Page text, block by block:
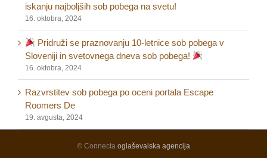
iskanju najboljših sob pobega na svetu!
16. oktobra, 2024
Pridruži se praznovanju 10-letnice sob pobega v
Sloveniji in svetovnega dneva sob pobega!
16. oktobra, 2024
Razvrstitev sob pobega po oceni portala Escape
Roomers De
19. avgusta, 2024
© Connecta oglaševalska agencija